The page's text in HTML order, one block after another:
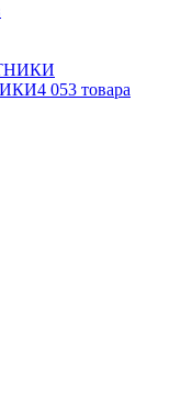
4 053 товара